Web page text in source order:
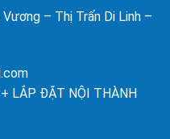
Vương – Thị Trấn Di Linh –
+ LẮP ĐẶT NỘI THÀNH